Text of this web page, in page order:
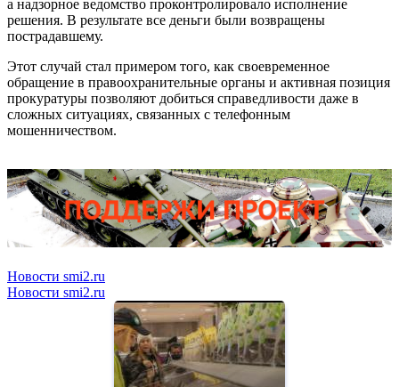
а надзорное ведомство проконтролировало исполнение
решения. В результате все деньги были возвращены
пострадавшему.
Этот случай стал примером того, как своевременное
обращение в правоохранительные органы и активная позиция
прокуратуры позволяют добиться справедливости даже в
сложных ситуациях, связанных с телефонным
мошенничеством.
Новости smi2.ru
Новости smi2.ru